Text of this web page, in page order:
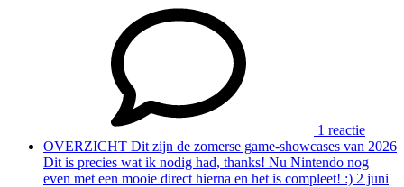
1 reactie
OVERZICHT Dit zijn de zomerse game-showcases van 2026
Dit is precies wat ik nodig had, thanks! Nu Nintendo nog
even met een mooie direct hierna en het is compleet! :) 2 juni